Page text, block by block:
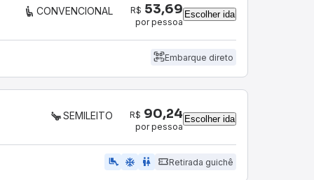
CONVENCIONAL R$ 53,69
por pessoa
Escolher ida
Embarque direto
SEMILEITO R$ 90,24
por pessoa
Escolher ida
airline_seat_legroom_extra ac_unit WC Retirada guichê